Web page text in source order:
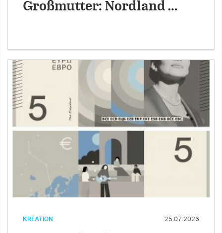
Großmutter: Nordland …
KREATION 25.07.2026